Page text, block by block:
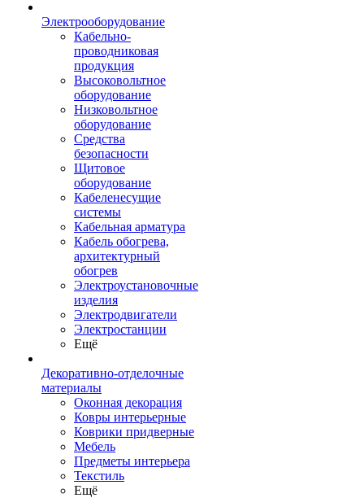
Электрооборудование
Кабельно-
проводниковая
продукция
Высоковольтное
оборудование
Низковольтное
оборудование
Средства
безопасности
Щитовое
оборудование
Кабеленесущие
системы
Кабельная арматура
Кабель обогрева,
архитектурный
обогрев
Электроустановочные
изделия
Электродвигатели
Электростанции
Ещё
Декоративно-отделочные
материалы
Оконная декорация
Ковры интерьерные
Коврики придверные
Мебель
Предметы интерьера
Текстиль
Ещё